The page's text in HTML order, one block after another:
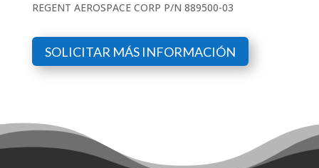
REGENT AEROSPACE CORP P/N 889500-03
SOLICITAR MÁS INFORMACIÓN